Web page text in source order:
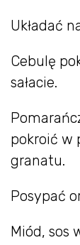
Układać
Cebulę
sałacie.
pokroić w
granatu.
Posypać
Miód, sos